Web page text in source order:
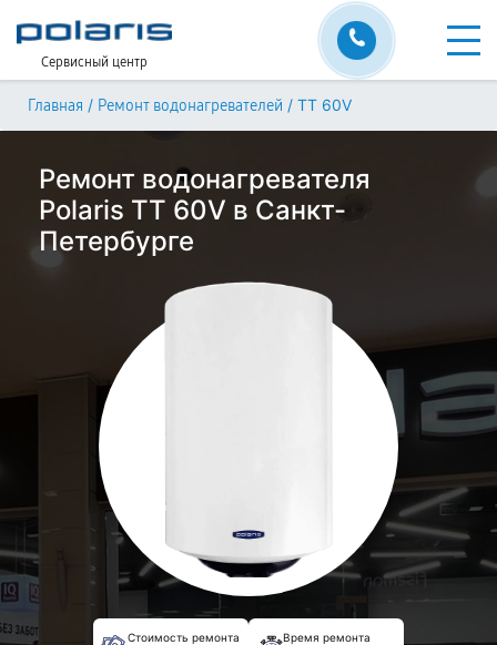
Сервисный центр
Главная / Ремонт водонагревателей / TT 60V
Ремонт водонагревателя
Polaris TT 60V в Санкт-
Петербурге
Стоимость ремонта Время ремонта